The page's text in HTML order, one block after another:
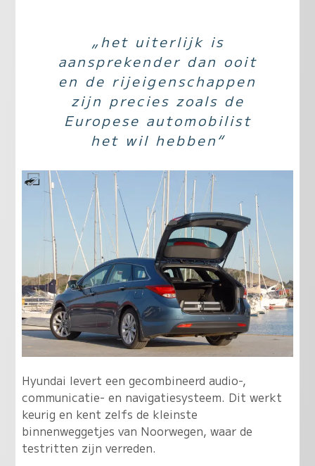
„het uiterlijk is
aansprekender dan ooit
en de rijeigenschappen
zijn precies zoals de
Europese automobilist
het wil hebben“
Hyundai levert een gecombineerd audio-,
communicatie- en navigatiesysteem. Dit werkt
keurig en kent zelfs de kleinste
binnenweggetjes van Noorwegen, waar de
testritten zijn verreden.